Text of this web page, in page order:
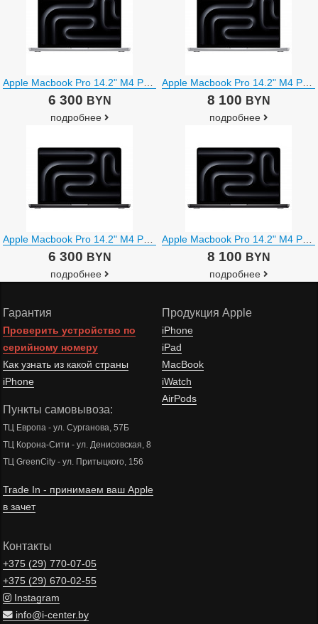
6 300 BYN
подробнее
8 100 BYN
подробнее
6 300 BYN
подробнее
8 100 BYN
подробнее
Гарантия
Проверить устройство по
серийному номеру
Как узнать из какой страны
iPhone
Пункты самовывоза:
ТЦ Европа - ул. Сурганова, 57Б
ТЦ Корона-Сити - ул. Денисовская, 8
ТЦ GreenCity - ул. Притыцкого, 156
Trade In - принимаем ваш Apple
в зачет
Продукция Apple
iPhone
iPad
MacBook
iWatch
AirPods
Контакты
+375 (29)770-07-05
+375 (29)670-02-55
Instagram
info@i-center.by